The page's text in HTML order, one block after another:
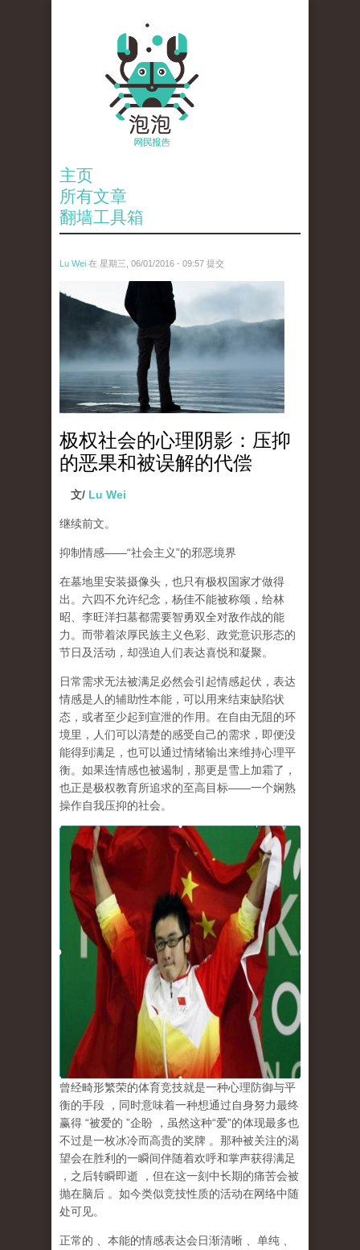
主页
所有文章
翻墙工具箱
Lu Wei 在 星期三, 06/01/2016 - 09:57 提交
wen_tou_tu_2.jpg
极权社会的心理阴影：压抑
的恶果和被误解的代偿
文/ Lu Wei
继续前文。
抑制情感——“社会主义”的邪恶境界
在墓地里安装摄像头，也只有极权国家才做得
出。六四不允许纪念，杨佳不能被称颂，给林
昭、李旺洋扫墓都需要智勇双全对敌作战的能
力。而带着浓厚民族主义色彩、政党意识形态的
节日及活动，却强迫人们表达喜悦和凝聚。
日常需求无法被满足必然会引起情感起伏， 表达
情感是人的辅助性本能，可以用来结束缺陷状
态，或者至少起到宣泄的作用 。在自由无阻的环
境里，人们可以清楚的感受自己的需求，即便没
能得到满足，也可以通过情绪输出来维持心理平
衡。如果连情感也被遏制，那更是雪上加霜了，
也正是极权教育所追求的至高目标——一个娴熟
操作自我压抑的社会。
曾经畸形繁荣的体育竞技就是一种心理防御与平
衡的手段
，同时意味着一种想通过自身努力最终
赢得 “被爱的 ”企盼 ，虽然这种“爱”的体现最多也
不过是一枚冰冷而高贵的奖牌 。那种被关注的渴
望会在胜利的一瞬间伴随着欢呼和掌声获得满足
，之后转瞬即逝
，但在这一刻中长期的痛苦会被
抛在脑后 。如今类似竞技性质的活动在网络中随
处可见。
正常的 、本能的情感表达会日渐清晰 、单纯